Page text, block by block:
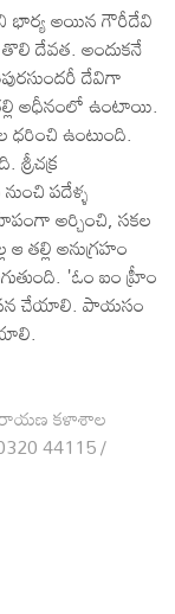
భార్య అయిన గౌరీదేవి
దేవత. అందుకనే
దేవిగా
అధీనంలో ఉంటాయి.
ధరించి ఉంటుంది.
పదేళ్ళ
అర్చించి, సకల
ఆ తల్లి అనుగ్రహం
'ఓం ఐం హ్రీం
చేయాలి. పాయసం
కళాశాల
44115 /